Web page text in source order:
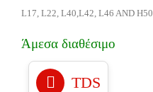
L17, L22, L40,L42, L46 AND H50
Άμεσα διαθέσιμο
TDS